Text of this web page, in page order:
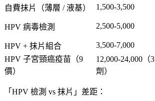
自費抹片
（薄層 / 液基） 1,500-3,500
HPV 病毒檢測 2,500-5,000
HPV + 抹片組合
3,500-7,000
HPV 子宮頸癌疫苗 （9
價）
12,000-24,000（3
劑）
「HPV 檢測 vs 抹片」差距：